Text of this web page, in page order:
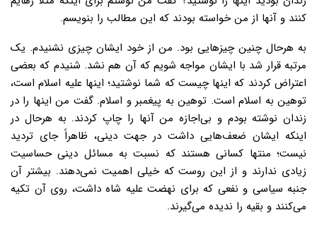
کنند و آنها از من خواسته بودند که این مطالب را بنویسم.
به هرحال چنین چیزهایی بود. من از خود ایشان چیزی نشنیدم. یک
مرتبه قرار شد با ایشان مواجه شویم که آن هم نشد. شنیدم که بعضی
اعتراض کردند که اینها چیست که شما نوشتید؛ اینها علیه اسلام است،
توهین به اسلام است. توهین به پیغمبر و اسلام. گفت من اینها را در
زندان نوشته بودم و بی‌اجازه من آنها را چاپ کردند. به هرحال در
اینکه ایشان ضعف‌هایی داشت در جهت دینی، ظاهراً جای تردید
نیست؛ منتها کسانی هستند که نسبت به مسائل دینی حساسیت
زیادی ندارند و از این روست که خیلی اهمیت نمی‌دهند. بیشتر آن
جنبه سیاسی و نفعی که برای نهضت علیه شاه داشت، روی آن تکیه
می‌کنند و بقیه را ندیده می‌گیرند.